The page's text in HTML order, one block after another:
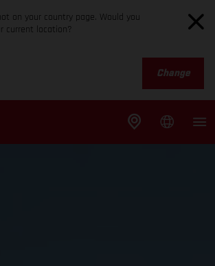
on your country page. Would you
current location?
Change